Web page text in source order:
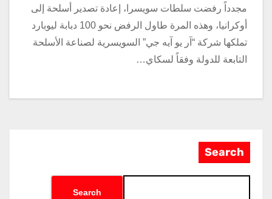
مجدداً رفضت سلطات سويسرا، إعادة تصدير أسلحة إلى
أوكرانيا، وهذه المرة طاول الرفض نحو 100 دبابة ليوبارد
تملكها شركة “آر يو آيه جي” السويسرية لصناعة الأسلحة
التابعة للدولة وفقاً لسكاي…
Search
Search